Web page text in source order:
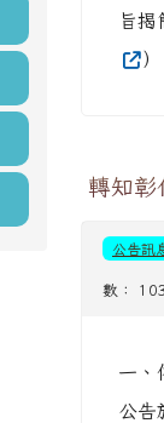
旨
）
轉知彰
公告訊
數： 103
一、
公告